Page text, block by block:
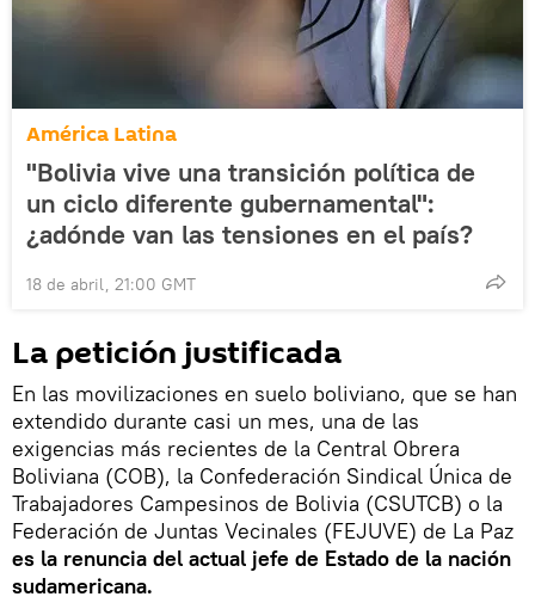
América Latina
"Bolivia vive una transición política de
un ciclo diferente gubernamental":
¿adónde van las tensiones en el país?
18 de abril, 21:00 GMT
La petición justificada
En las movilizaciones en suelo boliviano, que se han
extendido durante casi un mes, una de las
exigencias más recientes de la Central Obrera
Boliviana (COB), la Confederación Sindical Única de
Trabajadores Campesinos de Bolivia (CSUTCB) o la
Federación de Juntas Vecinales (FEJUVE) de La Paz
es la renuncia del actual jefe de Estado de la nación
sudamericana.